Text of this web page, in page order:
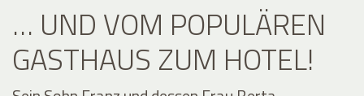
… UND VOM POPULÄREN
GASTHAUS ZUM HOTEL!